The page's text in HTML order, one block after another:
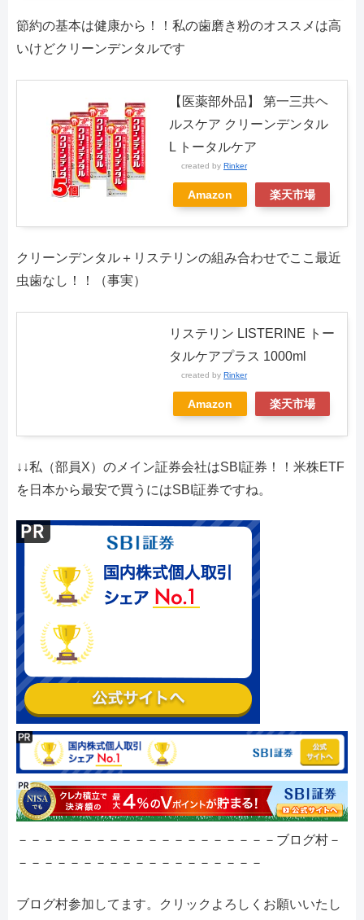
節約の基本は健康から！！私の歯磨き粉のオススメは高
いけどクリーンデンタルです
【医薬部外品】 第一三共ヘ
ルスケア クリーンデンタル
L トータルケア
created by Rinker
Amazon 楽天市場
クリーンデンタル＋リステリンの組み合わせでここ最近
虫歯なし！！（事実）
リステリン LISTERINE トー
タルケアプラス 1000ml
created by Rinker
Amazon 楽天市場
↓↓私（部員X）のメイン証券会社はSBI証券！！米株ETF
を日本から最安で買うにはSBI証券ですね。
－－－－－－－－－－－－－－－－－－－－ブログ村－
－－－－－－－－－－－－－－－－－－－
ブログ村参加してます。クリックよろしくお願いいたし